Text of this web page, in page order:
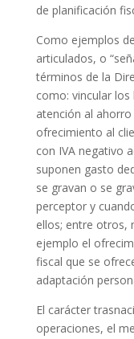
de planificación
Como ejemplos
articulados, o
términos de la
como: vincular
atención al
ofrecimiento al
con IVA negativo
suponen gasto
se gravan o se
perceptor y
ellos; entre otros,
ejemplo el
fiscal que se
adaptación
El carácter
operaciones, el